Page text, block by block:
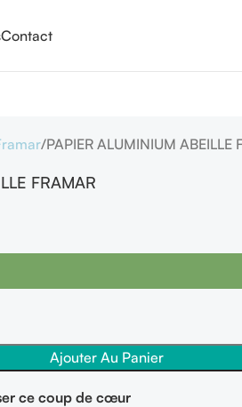
Contact
PAPIER ALUMINIUM ABEILLE
FRAMAR
Ajouter Au Panier
ce coup de cœur